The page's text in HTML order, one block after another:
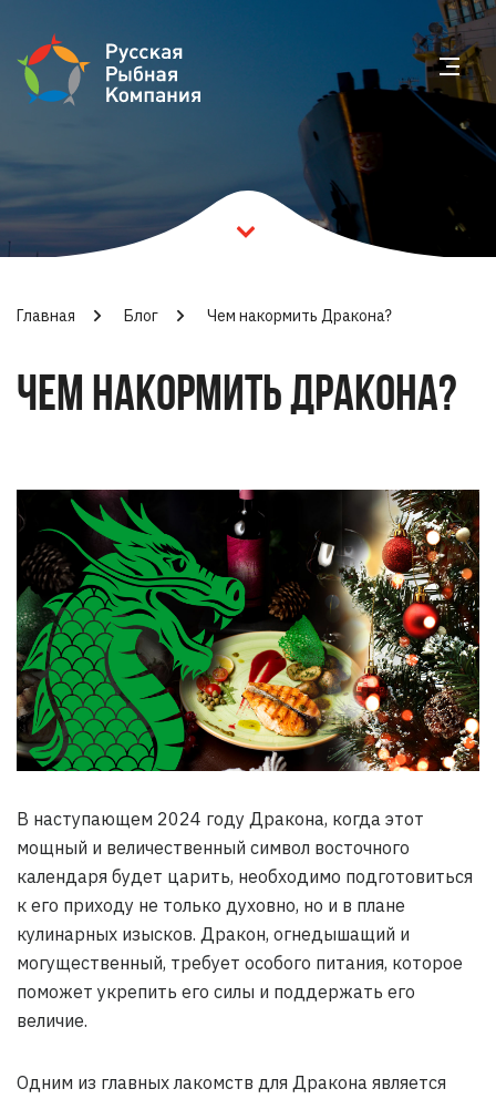
Главная Блог Чем накормить Дракона?
ЧЕМ НАКОРМИТЬ ДРАКОНА?
В наступающем 2024 году Дракона, когда этот
мощный и величественный символ восточного
календаря будет царить, необходимо подготовиться
к его приходу не только духовно, но и в плане
кулинарных изысков. Дракон, огнедышащий и
могущественный, требует особого питания, которое
поможет укрепить его силы и поддержать его
величие.
Одним из главных лакомств для Дракона является